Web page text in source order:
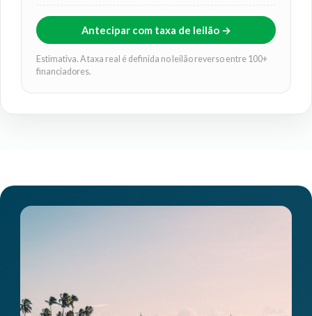
Antecipar com taxa de leilão →
Estimativa. A taxa real é definida no leilão reverso entre 100+
financiadores.